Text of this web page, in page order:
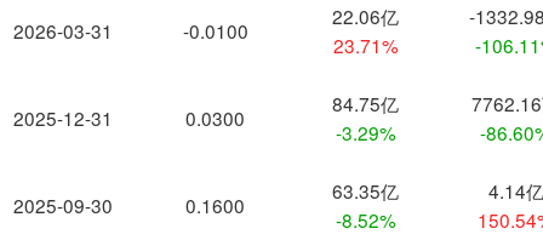
2026-03-31
2025-12-31
2025-09-30
-0.0100
22.06亿
23.71%
-
-
0.0300
84.75亿
-3.29%
-
0.1600
63.35亿
-8.52%
4.14亿